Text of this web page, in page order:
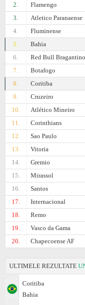
2.
Flamengo
3.
Atletico Paranaense
4.
Fluminense
5.
Bahia
6.
Red Bull Bragantino
7.
Botafogo
8.
Coritiba
9.
Cruzeiro
10.
Atlético Mineiro
11.
Corinthians
12.
Sao Paulo
13.
Vitoria
14.
Gremio
15.
Mirassol
16.
Santos
17.
Internacional
18.
Remo
19.
Vasco da Gama
20.
Chapecoense AF
ULTIMELE REZULTATE
Coritiba
Bahia